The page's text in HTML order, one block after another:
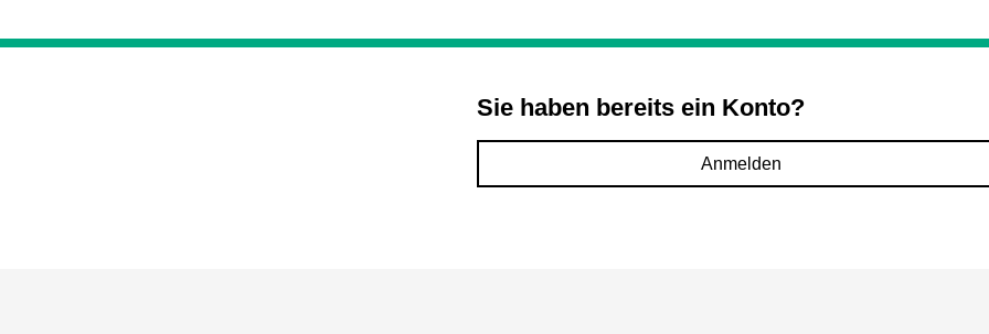
Sie haben bereits ein Konto?
Anmelden